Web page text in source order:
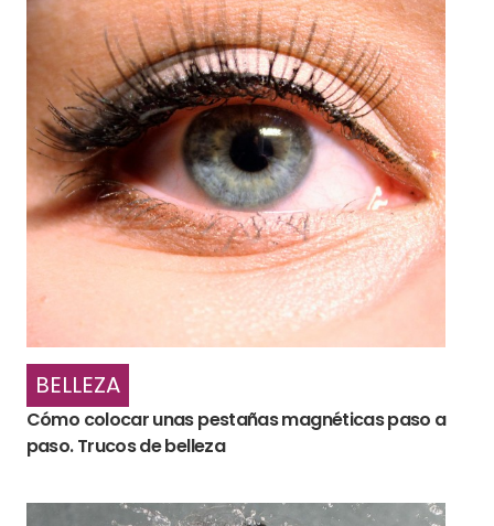
BELLEZA
Cómo colocar unas pestañas magnéticas paso a
paso. Trucos de belleza